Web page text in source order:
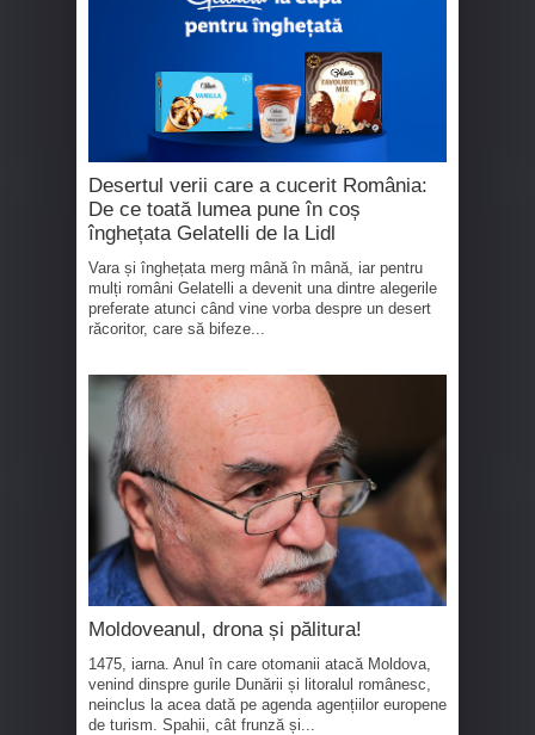
Desertul verii care a cucerit România:
De ce toată lumea pune în coș
înghețata Gelatelli de la Lidl
Vara și înghețata merg mână în mână, iar pentru
mulți români Gelatelli a devenit una dintre alegerile
preferate atunci când vine vorba despre un desert
răcoritor, care să bifeze...
Moldoveanul, drona și pălitura!
1475, iarna. Anul în care otomanii atacă Moldova,
venind dinspre gurile Dunării și litoralul românesc,
neinclus la acea dată pe agenda agențiilor europene
de turism. Spahii, cât frunză și...